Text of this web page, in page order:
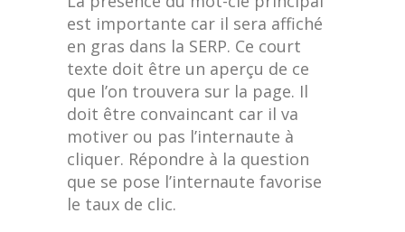
est importante car il sera affiché
en gras dans la SERP. Ce court
texte doit être un aperçu de ce
que l’on trouvera sur la page. Il
doit être convaincant car il va
motiver ou pas l’internaute à
cliquer. Répondre à la question
que se pose l’internaute favorise
le taux de clic.